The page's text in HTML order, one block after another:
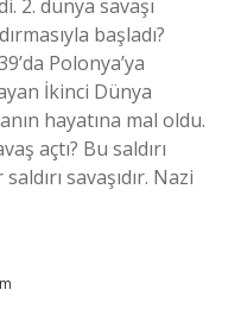
2. dünya savaşı
başladı?
Polonya’ya
İkinci Dünya
hayatına mal oldu.
açtı? Bu saldırı
savaşıdır. Nazi